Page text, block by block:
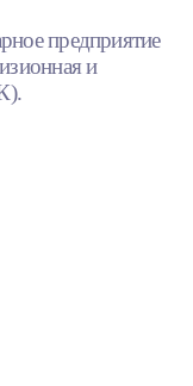
предприятие
и